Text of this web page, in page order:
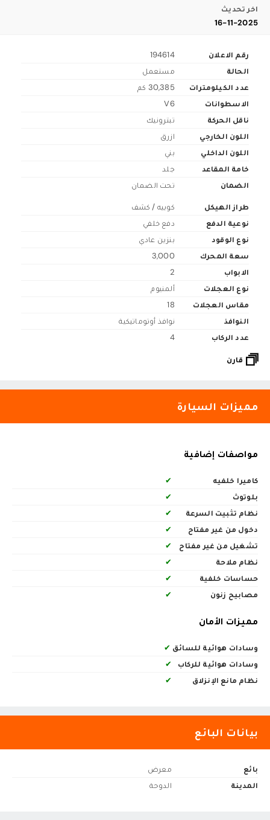
اخر تحديث
16-11-2025
رقم الاعلان
194614
الحالة
مستعمل
عدد الكيلومترات
30,385 كم
الاسطوانات
V6
ناقل الحركة
تبترونيك
اللون الخارجي
ازرق
اللون الداخلي
بني
خامة المقاعد
جلد
الضمان
تحت الضمان
طراز الهيكل
كوبيه / كشف
نوعية الدفع
دفع خلفي
نوع الوقود
بنزين عادي
سعة المحرك
3,000
الابواب
2
نوع العجلات
ألمنيوم
مقاس العجلات
18
النوافذ
نوافذ أوتوماتيكية
عدد الركاب
4
قارن
مميزات السيارة
مواصفات إضافية
كاميرا خلفيه
✔
بلوتوث
✔
نظام تثبيت السرعة
✔
دخول من غير مفتاح
✔
تشغيل من غير مفتاح
✔
نظام ملاحة
✔
حساسات خلفية
✔
مصابيح زنون
✔
مميزات الأمان
وسادات هوائية للسائق ✔
وسادات هوائية للركاب
✔
نظام مانع الإنزلاق
✔
بيانات البائع
بائع
معرض
المدينة
الدوحة